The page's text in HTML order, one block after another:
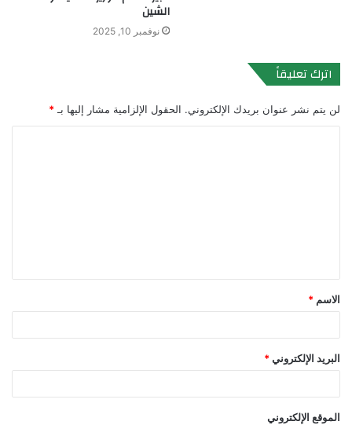
الشين
نوفمبر 10, 2025
اترك تعليقاً
لن يتم نشر عنوان بريدك الإلكتروني. الحقول الإلزامية مشار إليها بـ *
ق
*
الاسم *
البريد الإلكتروني *
الموقع الإلكتروني